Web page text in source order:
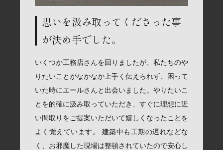
思いを汲み取ってくださった事
が決め手でした。
いくつか工務店さんを回りましたが、私たちのや
りたいことがなかなか上手く伝えられず、困って
いた時にエールさんと出会いました。やりたいこ
とを的確に汲み取っていただき、すぐに理想に近
い間取りをご提案いただいて嬉しくなったことを
よく覚えています。 建築中も工期の遅れなどな
く、お邪魔した現場は整頓されていたので安心し